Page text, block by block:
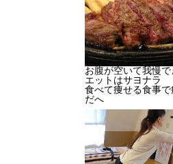
お腹が空いて我慢で
エットはサヨナ
食べて痩せる食事で
だへ